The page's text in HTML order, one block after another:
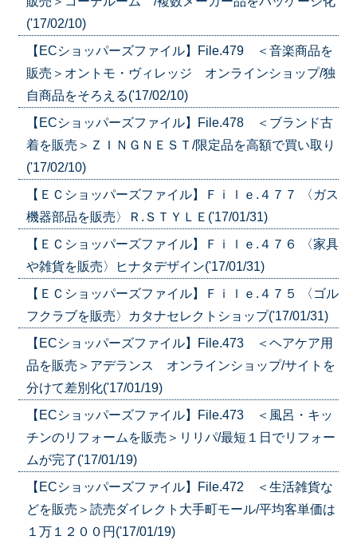
('17/02/10)
【ECショッパーズファイル】File.479 ＜音楽商品を
販売＞オントモ・ヴィレッジ オンラインショップ/独
自商品をそろえる('17/02/10)
【ECショッパーズファイル】File.478 ＜ブランド古
着を販売＞ＺＩＮＧＮＥＳＴ/限定品を高額で買い取り
('17/02/10)
【ＥＣショッパーズファイル】Ｆｉｌｅ.４７７ 〈ガス
機器部品を販売〉Ｒ.ＳＴＹＬＥ('17/01/31)
【ＥＣショッパーズファイル】Ｆｉｌｅ.４７６ 〈家具
や雑貨を販売〉ヒナタデザイン('17/01/31)
【ＥＣショッパーズファイル】Ｆｉｌｅ.４７５ 〈ゴル
フクラブを販売〉カタナセレクトショップ('17/01/31)
【ECショッパーズファイル】File.473 ＜ヘアケア用
品を販売＞アデランス オンラインショップ/サイトを
分けて差別化('17/01/19)
【ECショッパーズファイル】File.473 ＜風呂・キッ
チンのリフォームを販売＞リリパ/最短１日でリフォー
ムが完了('17/01/19)
【ECショッパーズファイル】File.472 ＜生活雑貨な
どを販売＞読売ダイレクト大手町モール/平均客単価は
１万１２００円('17/01/19)